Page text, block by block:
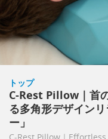
トップ
C-Rest Pillow｜首
る多角形デザイン
ー」